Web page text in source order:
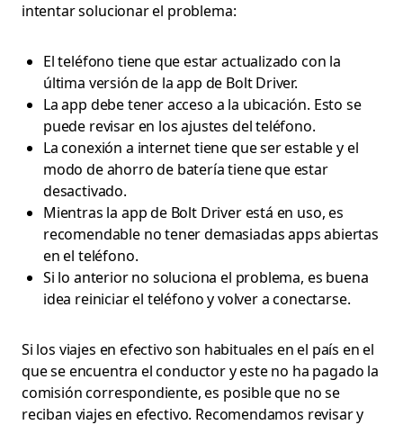
intentar solucionar el problema:
El teléfono tiene que estar actualizado con la
última versión de la app de Bolt Driver.
La app debe tener acceso a la ubicación. Esto se
puede revisar en los ajustes del teléfono.
La conexión a internet tiene que ser estable y el
modo de ahorro de batería tiene que estar
desactivado.
Mientras la app de Bolt Driver está en uso, es
recomendable no tener demasiadas apps abiertas
en el teléfono.
Si lo anterior no soluciona el problema, es buena
idea reiniciar el teléfono y volver a conectarse.
Si los viajes en efectivo son habituales en el país en el
que se encuentra el conductor y este no ha pagado la
comisión correspondiente, es posible que no se
reciban viajes en efectivo. Recomendamos revisar y